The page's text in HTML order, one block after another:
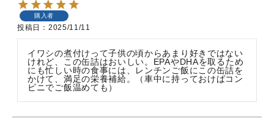
購入者
投稿日 2025/11/11
イワシの煮付けって子供の頃からあまり好きではない
けれど、この缶詰はおいしい。EPAやDHAを取るため
にも忙しい時の食事には、レンチンご飯にこの缶詰を
かけて、満足の栄養補給。（車中に持っておけばコン
ビニでご飯温めても）